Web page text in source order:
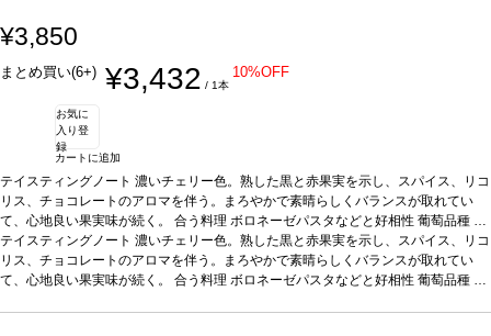
¥3,850
まとめ買い(6+) ¥3,432 / 1本
10%OFF
お気に
入り登
録
カートに追加
テイスティングノート 濃いチェリー色。熟した黒と赤果実を示し、スパイス、リコ
リス、チョコレートのアロマを伴う。まろやかで素晴らしくバランスが取れてい
て、心地良い果実味が続く。 合う料理 ボロネーゼパスタなどと好相性 葡萄品種 テ
ンプラニーリョ*本ヴィンテージが在庫切れの場合、在庫があり価格が同様の場合
は自動的に次のヴィンテージに変更されます、ご了承ください。
テイスティングノート 濃いチェリー色。熟した黒と赤果実を示し、スパイス、リコ
リス、チョコレートのアロマを伴う。まろやかで素晴らしくバランスが取れてい
て、心地良い果実味が続く。 合う料理 ボロネーゼパスタなどと好相性 葡萄品種 テ